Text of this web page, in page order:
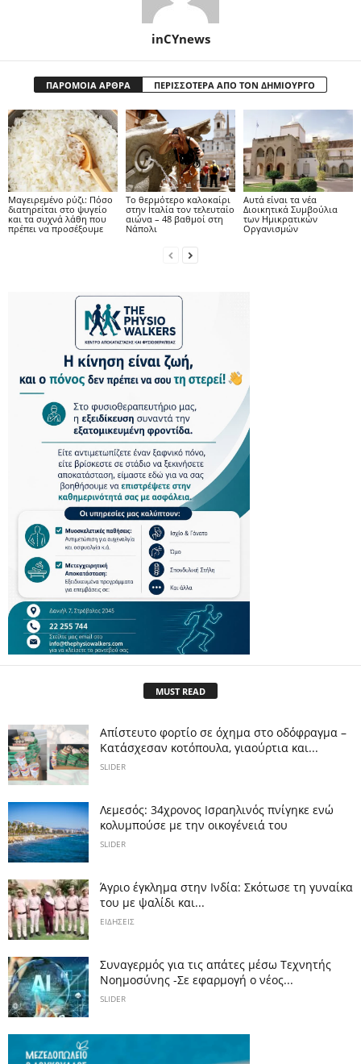
inCYnews
ΠΑΡΟΜΟΙΑ ΑΡΘΡΑ ΠΕΡΙΣΣΟΤΕΡΑ ΑΠΟ ΤΟΝ ΔΗΜΙΟΥΡΓΟ
Μαγειρεμένο ρύζι: Πόσο
διατηρείται στο ψυγείο
και τα συχνά λάθη που
πρέπει να προσέξουμε
Το θερμότερο καλοκαίρι
στην Ιταλία τον τελευταίο
αιώνα – 48 βαθμοί στη
Νάπολι
Αυτά είναι τα νέα
Διοικητικά Συμβούλια
των Ημικρατικών
Οργανισμών
MUST READ
Απίστευτο φορτίο σε όχημα στο οδόφραγμα –
Κατάσχεσαν κοτόπουλα, γιαούρτια και...
SLIDER
Λεμεσός: 34χρονος Ισραηλινός πνίγηκε ενώ
κολυμπούσε με την οικογένειά του
SLIDER
Άγριο έγκλημα στην Ινδία: Σκότωσε τη γυναίκα
του με ψαλίδι και...
ΕΙΔΗΣΕΙΣ
Συναγερμός για τις απάτες μέσω Τεχνητής
Νοημοσύνης -Σε εφαρμογή ο νέος...
SLIDER